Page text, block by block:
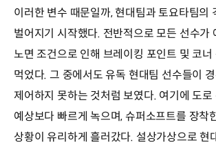
이러한 변수 때문일까, 현대팀과 토요타팀의
벌어지기 시작했다. 전반적으로 모든 선수가
노면 조건으로 인해 브레이킹 포인트 및 코
먹었다. 그 중에서도 유독 현대팀 선수들이
제어하지 못하는 것처럼 보였다. 여기에 도로
예상보다 빠르게 녹으며, 슈퍼소프트를 장착
상황이 유리하게 흘러갔다. 설상가상으로 현